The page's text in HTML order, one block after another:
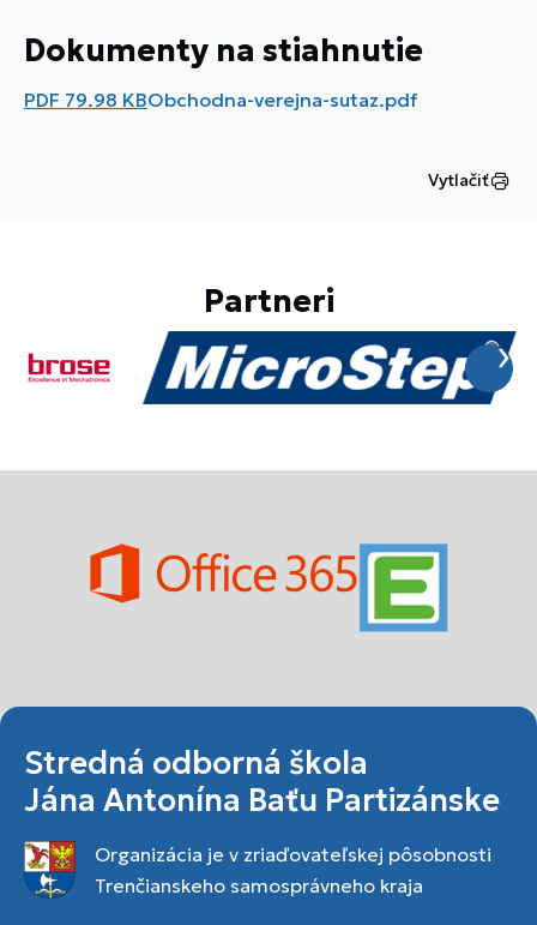
Dokumenty na stiahnutie
PDF 79.98 KBObchodna-verejna-sutaz.pdf
Vytlačiť
Partneri
Stredná odborná škola
Jána Antonína Baťu Partizánske
Organizácia je v zriaďovateľskej pôsobnosti
Trenčianskeho samosprávneho kraja